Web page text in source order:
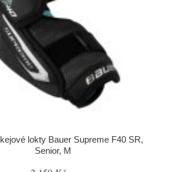
lokty Bauer Supreme F40 SR,
Senior, M